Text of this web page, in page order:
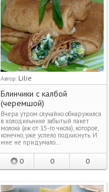
Автор: Lilie
Блинчики с калбой
(черемшой)
Вчера утром случайно обнаружился
в холодильнике забытый пакет
молока (аж от 15-го числа), которое,
конечно, уже успело подкиснуть. И
мне не придумало…
0 0 0